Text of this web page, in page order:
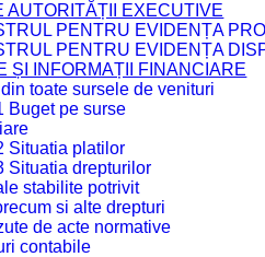
AUTORITĂȚII EXECUTIVE
PENTRU EVIDENȚA
PENTRU EVIDENȚA
ȘI INFORMAȚII FINANCIARE
toate sursele de venituri
Buget pe surse
Situatia platilor
Situatia drepturilor
stabilite potrivit
si alte drepturi
de acte normative
contabile